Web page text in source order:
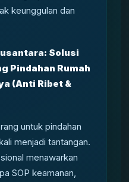
keunggulan dan
Solusi
Pindahan Rumah
(Anti Ribet &
untuk pindahan
menjadi tantangan.
menawarkan
SOP keamanan,